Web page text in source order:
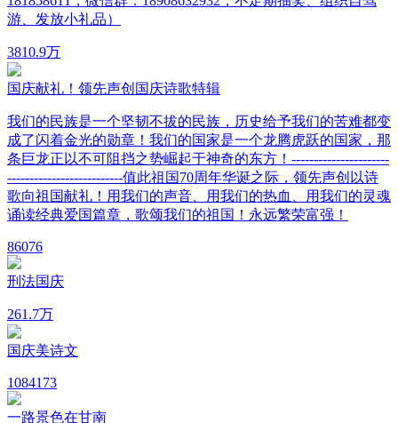
游、发放小礼品）
3810.9万
国庆献礼！领先声创国庆诗歌特辑
我们的民族是一个坚韧不拔的民族，历史给予我们的苦难都变
成了闪着金光的勋章！我们的国家是一个龙腾虎跃的国家，那
条巨龙正以不可阻挡之势崛起于神奇的东方！----------------------
--------------------------值此祖国70周年华诞之际，领先声创以诗
歌向祖国献礼！用我们的声音、用我们的热血、用我们的灵魂
诵读经典爱国篇章，歌颂我们的祖国！永远繁荣富强！
86076
刑法国庆
261.7万
国庆美诗文
1084173
一路景色在甘南